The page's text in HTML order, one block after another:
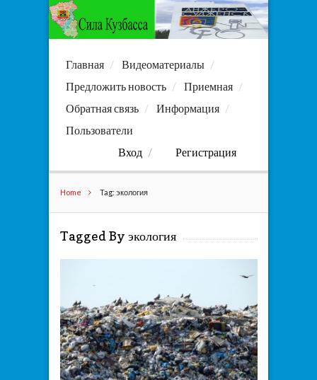
Главная
Видеоматериалы
Предложить новость
Приемная
Обратная связь
Информация
Пользователи
Вход
Регистрация
Home Tag: экология
Tagged By экология